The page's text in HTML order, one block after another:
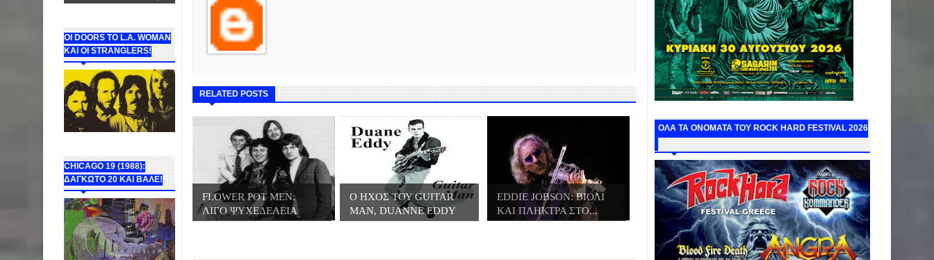
ΟΙ DOORS ΤΟ L.A. WOMAN
KAI OI STRANGLERS!
CHICAGO 19 (1988):
ΔΑΓΚΩΤΟ 20 ΚΑΙ ΒΑΛΕ!
RELATED POSTS
FLOWER POT MEN:
ΛΙΓΟ ΨΥΧΕΔΕΛΕΙΑ
ΛΙΓ...
Ο ΗΧΟΣ ΤΟΥ GUITAR
MAN, DUANNE EDDY
EDDIE JOBSON: ΒΙΟΛΙ
ΚΑΙ ΠΛΗΚΤΡΑ ΣΤΟ...
ΟΛΑ ΤΑ ΟΝΟΜΑΤΑ ΤΟΥ ROCK HARD FESTIVAL 2026